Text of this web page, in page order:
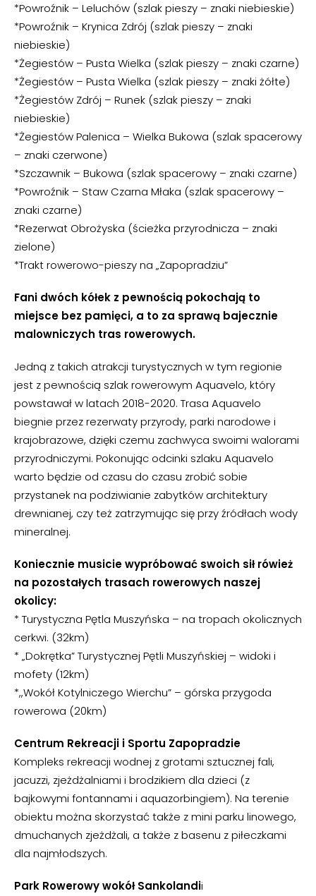
*Powroźnik – Leluchów (szlak pieszy – znaki niebieskie)
*Powroźnik – Krynica Zdrój (szlak pieszy – znaki
niebieskie)
*Żegiestów – Pusta Wielka (szlak pieszy – znaki czarne)
*Żegiestów – Pusta Wielka (szlak pieszy – znaki żółte)
*Żegiestów Zdrój – Runek (szlak pieszy – znaki
niebieskie)
*Żegiestów Palenica – Wielka Bukowa (szlak spacerowy
– znaki czerwone)
*Szczawnik – Bukowa (szlak spacerowy – znaki czarne)
*Powroźnik – Staw Czarna Młaka (szlak spacerowy –
znaki czarne)
*Rezerwat Obrożyska (ścieżka przyrodnicza – znaki
zielone)
*Trakt rowerowo-pieszy na „Zapopradziu”
Fani dwóch kółek z pewnością pokochają to
miejsce bez pamięci, a to za sprawą bajecznie
malowniczych tras rowerowych.
Jedną z takich atrakcji turystycznych w tym regionie
jest z pewnością szlak rowerowym Aquavelo, który
powstawał w latach 2018-2020. Trasa Aquavelo
biegnie przez rezerwaty przyrody, parki narodowe i
krajobrazowe, dzięki czemu zachwyca swoimi walorami
przyrodniczymi. Pokonując odcinki szlaku Aquavelo
warto będzie od czasu do czasu zrobić sobie
przystanek na podziwianie zabytków architektury
drewnianej, czy też zatrzymując się przy źródłach wody
mineralnej.
Koniecznie musicie wypróbować swoich sił rówież
na pozostałych trasach rowerowych naszej
okolicy:
* Turystyczna Pętla Muszyńska – na tropach okolicznych
cerkwi. (32km)
* „Dokrętka” Turystycznej Pętli Muszyńskiej – widoki i
mofety (12km)
*,,Wokół Kotylniczego Wierchu” – górska przygoda
rowerowa (20km)
Centrum Rekreacji i Sportu Zapopradzie
Kompleks rekreacji wodnej z grotami sztucznej fali,
jacuzzi, zjeżdżalniami i brodzikiem dla dzieci (z
bajkowymi fontannami i aquazorbingiem). Na terenie
obiektu można skorzystać także z mini parku linowego,
dmuchanych zjeżdżali, a także z basenu z piłeczkami
dla najmłodszych.
Park Rowerowy wokół Sankolandii